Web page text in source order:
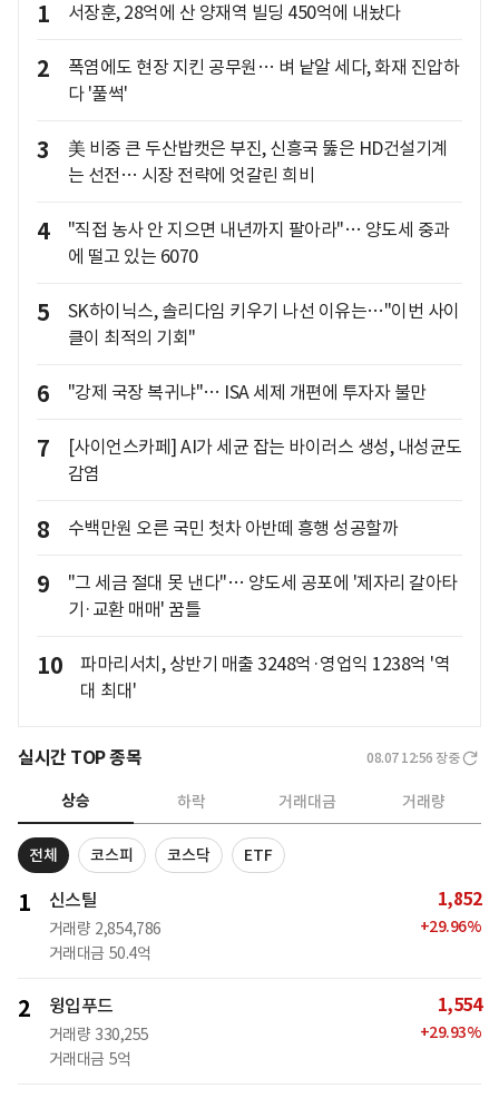
1 서장훈, 28억에 산 양재역 빌딩 450억에 내놨다
2
폭염에도 현장 지킨 공무원… 벼 낱알 세다, 화재 진압하
다 '풀썩'
3
美 비중 큰 두산밥캣은 부진, 신흥국 뚫은 HD건설기계
는 선전… 시장 전략에 엇갈린 희비
4
"직접 농사 안 지으면 내년까지 팔아라"… 양도세 중과
에 떨고 있는 6070
5
SK하이닉스, 솔리다임 키우기 나선 이유는…"이번 사이
클이 최적의 기회"
6 "강제 국장 복귀냐"… ISA 세제 개편에 투자자 불만
7
[사이언스카페] AI가 세균 잡는 바이러스 생성, 내성균도
감염
8 수백만원 오른 국민 첫차 아반떼 흥행 성공할까
9
"그 세금 절대 못 낸다"… 양도세 공포에 '제자리 갈아타
기·교환 매매' 꿈틀
10
파마리서치, 상반기 매출 3248억·영업익 1238억 '역
대 최대'
실시간 TOP 종목 08.07 12:56 장중
상승 하락 거래대금 거래량
전체 코스피 코스닥 ETF
1 신스틸
거래량 2,854,786
거래대금 50.4억
1,852
+29.96%
2 윙입푸드
거래량 330,255
거래대금 5억
1,554
+29.93%